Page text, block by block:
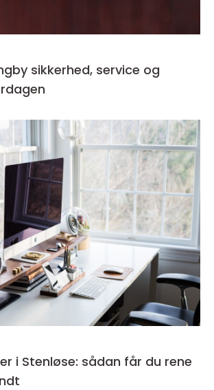
og
i Stenløse: sådan får du rene